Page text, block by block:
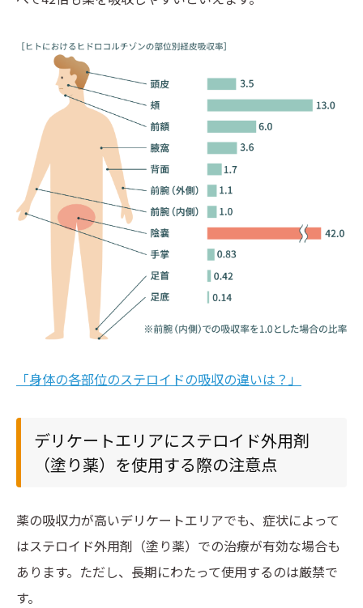
「身体の各部位のステロイドの吸収の違いは？」
デリケートエリアにステロイド外用剤
（塗り薬）を使用する際の注意点
薬の吸収力が高いデリケートエリアでも、症状によって
はステロイド外用剤（塗り薬）での治療が有効な場合も
あります。ただし、長期にわたって使用するのは厳禁で
す。